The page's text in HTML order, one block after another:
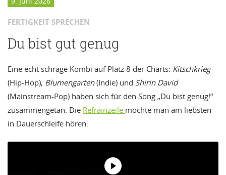
FERTIGKEIT SPRECHEN
Du bist gut genug
Eine echt schräge Kombi auf Platz 8 der Charts: Kitschkrieg
(Hip-Hop), Blumengarten(Indie) und Shirin David
(Mainstream-Pop) haben sich für den Song „Du bist genug!“
zusammengetan. Die Refrainzeile möchte man am liebsten
in Dauerschleife hören: